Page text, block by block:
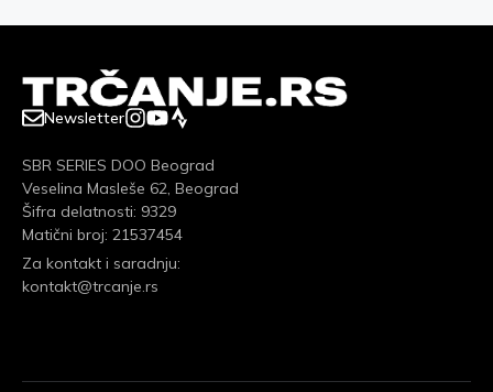
Newsletter
SBR SERIES DOO Beograd
Veselina Masleše 62, Beograd
Šifra delatnosti: 9329
Matični broj: 21537454
Za kontakt i saradnju:
kontakt@trcanje.rs